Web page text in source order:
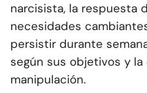
narcisista, la respuesta
necesidades
persistir durante
según sus objetivos y
manipulación.